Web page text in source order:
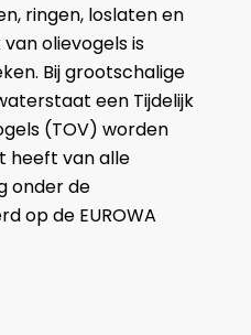
ringen, loslaten en
olievogels is
Bij grootschalige
een Tijdelijk
(TOV) worden
heeft van alle
onder de
op de EUROWA